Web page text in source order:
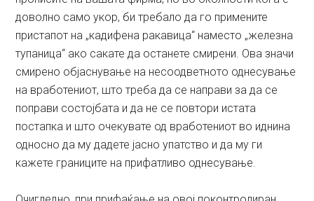
доволно само укор, би требало да го примените
пристапот на „кадифена ракавица“ наместо „железна
тупаница“ ако сакате да останете смирени. Ова значи
смирено објаснување на несоодветното однесување
на вработениот, што треба да се направи за да се
поправи состојбата и да не се повтори истата
постапка и што очекувате од вработениот во иднина
односно да му дадете јасно упатство и да му ги
кажете границите на прифатливо однесување.